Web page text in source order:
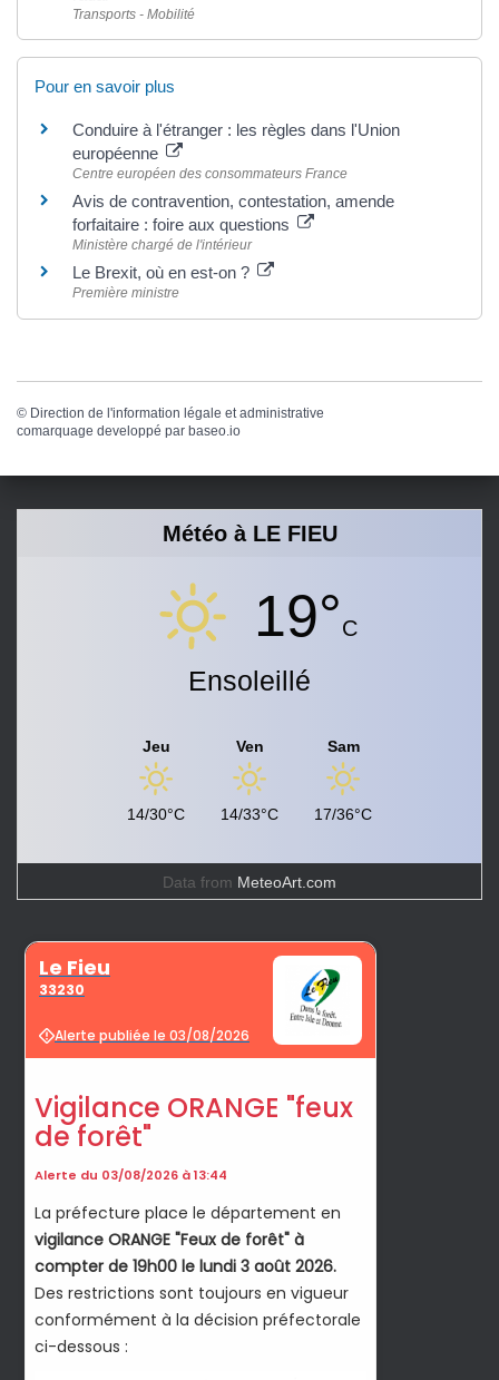
Transports - Mobilité
Pour en savoir plus
Conduire à l'étranger : les règles dans l'Union
européenne
Centre européen des consommateurs France
Avis de contravention, contestation, amende
forfaitaire : foire aux questions
Ministère chargé de l'intérieur
Le Brexit, où en est-on ?
Première ministre
© Direction de l'information légale et administrative
comarquage developpé par baseo.io
Météo à LE FIEU
19°C
Ensoleillé
Jeu
14/30°C
Ven
14/33°C
Sam
17/36°C
Data from MeteoArt.com